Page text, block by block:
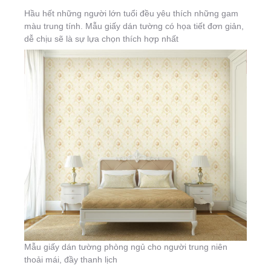
Hầu hết những người lớn tuổi đều yêu thích những gam
màu trung tính. Mẫu giấy dán tường có họa tiết đơn giản,
dễ chịu sẽ là sự lựa chọn thích hợp nhất
Mẫu giấy dán tường phòng ngủ cho người trung niên
thoải mái, đầy thanh lịch